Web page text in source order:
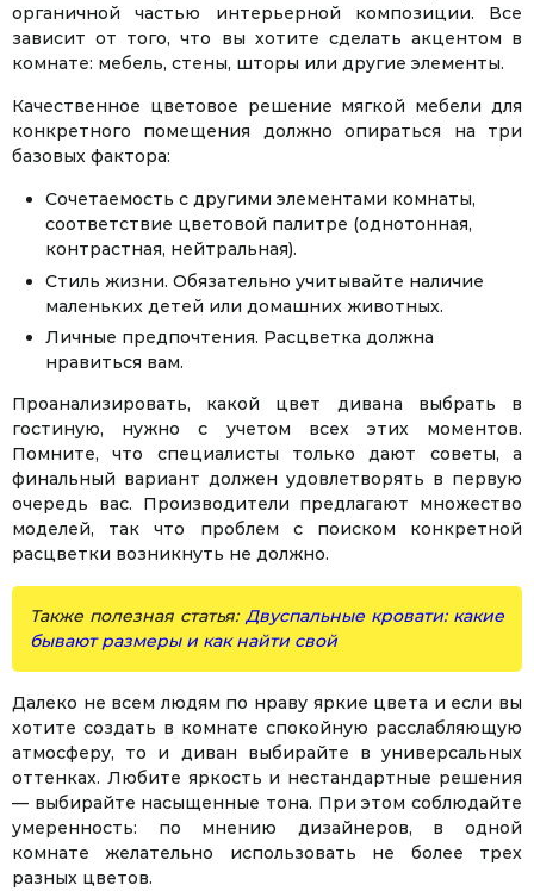
органичной частью интерьерной композиции. Все
зависит от того, что вы хотите сделать акцентом в
комнате: мебель, стены, шторы или другие элементы.
Качественное цветовое решение мягкой мебели для
конкретного помещения должно опираться на три
базовых фактора:
Сочетаемость с другими элементами комнаты,
соответствие цветовой палитре (однотонная,
контрастная, нейтральная).
Стиль жизни. Обязательно учитывайте наличие
маленьких детей или домашних животных.
Личные предпочтения. Расцветка должна
нравиться вам.
Проанализировать, какой цвет дивана выбрать в
гостиную, нужно с учетом всех этих моментов.
Помните, что специалисты только дают советы, а
финальный вариант должен удовлетворять в первую
очередь вас. Производители предлагают множество
моделей, так что проблем с поиском конкретной
расцветки возникнуть не должно.
Также полезная статья: Двуспальные кровати: какие
бывают размеры и как найти свой
Далеко не всем людям по нраву яркие цвета и если вы
хотите создать в комнате спокойную расслабляющую
атмосферу, то и диван выбирайте в универсальных
оттенках. Любите яркость и нестандартные решения
— выбирайте насыщенные тона. При этом соблюдайте
умеренность: по мнению дизайнеров, в одной
комнате желательно использовать не более трех
разных цветов.